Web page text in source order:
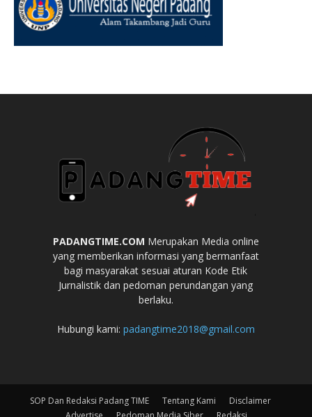
PADANGTIME.COM Merupakan Media online
yang memberikan informasi yang bermanfaat
bagi masyarakat sesuai aturan Kode Etik
Jurnalistik dan pedoman perundangan yang
berlaku.
Hubungi kami: padangtime2018@gmail.com
SOP Dan Redaksi Padang TIME Tentang Kami
Disclaimer